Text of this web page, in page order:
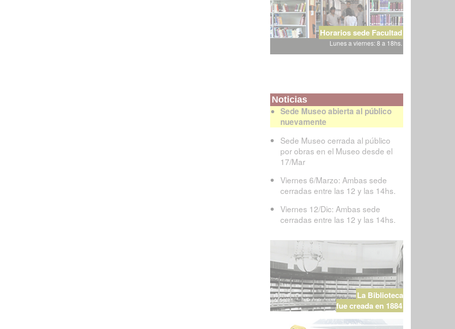
Horarios sede Facultad
Lunes a viernes: 8 a 18hs.
Noticias
Sede Museo abierta al público
nuevamente
Sede Museo cerrada al público
por obras en el Museo desde el
17/Mar
Viernes 6/Marzo: Ambas sede
cerradas entre las 12 y las 14hs.
Viernes 12/Dic: Ambas sede
cerradas entre las 12 y las 14hs.
La Biblioteca
fue creada en 1884